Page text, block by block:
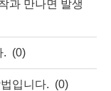
과 만나면 발생
. (0)
입니다. (0)